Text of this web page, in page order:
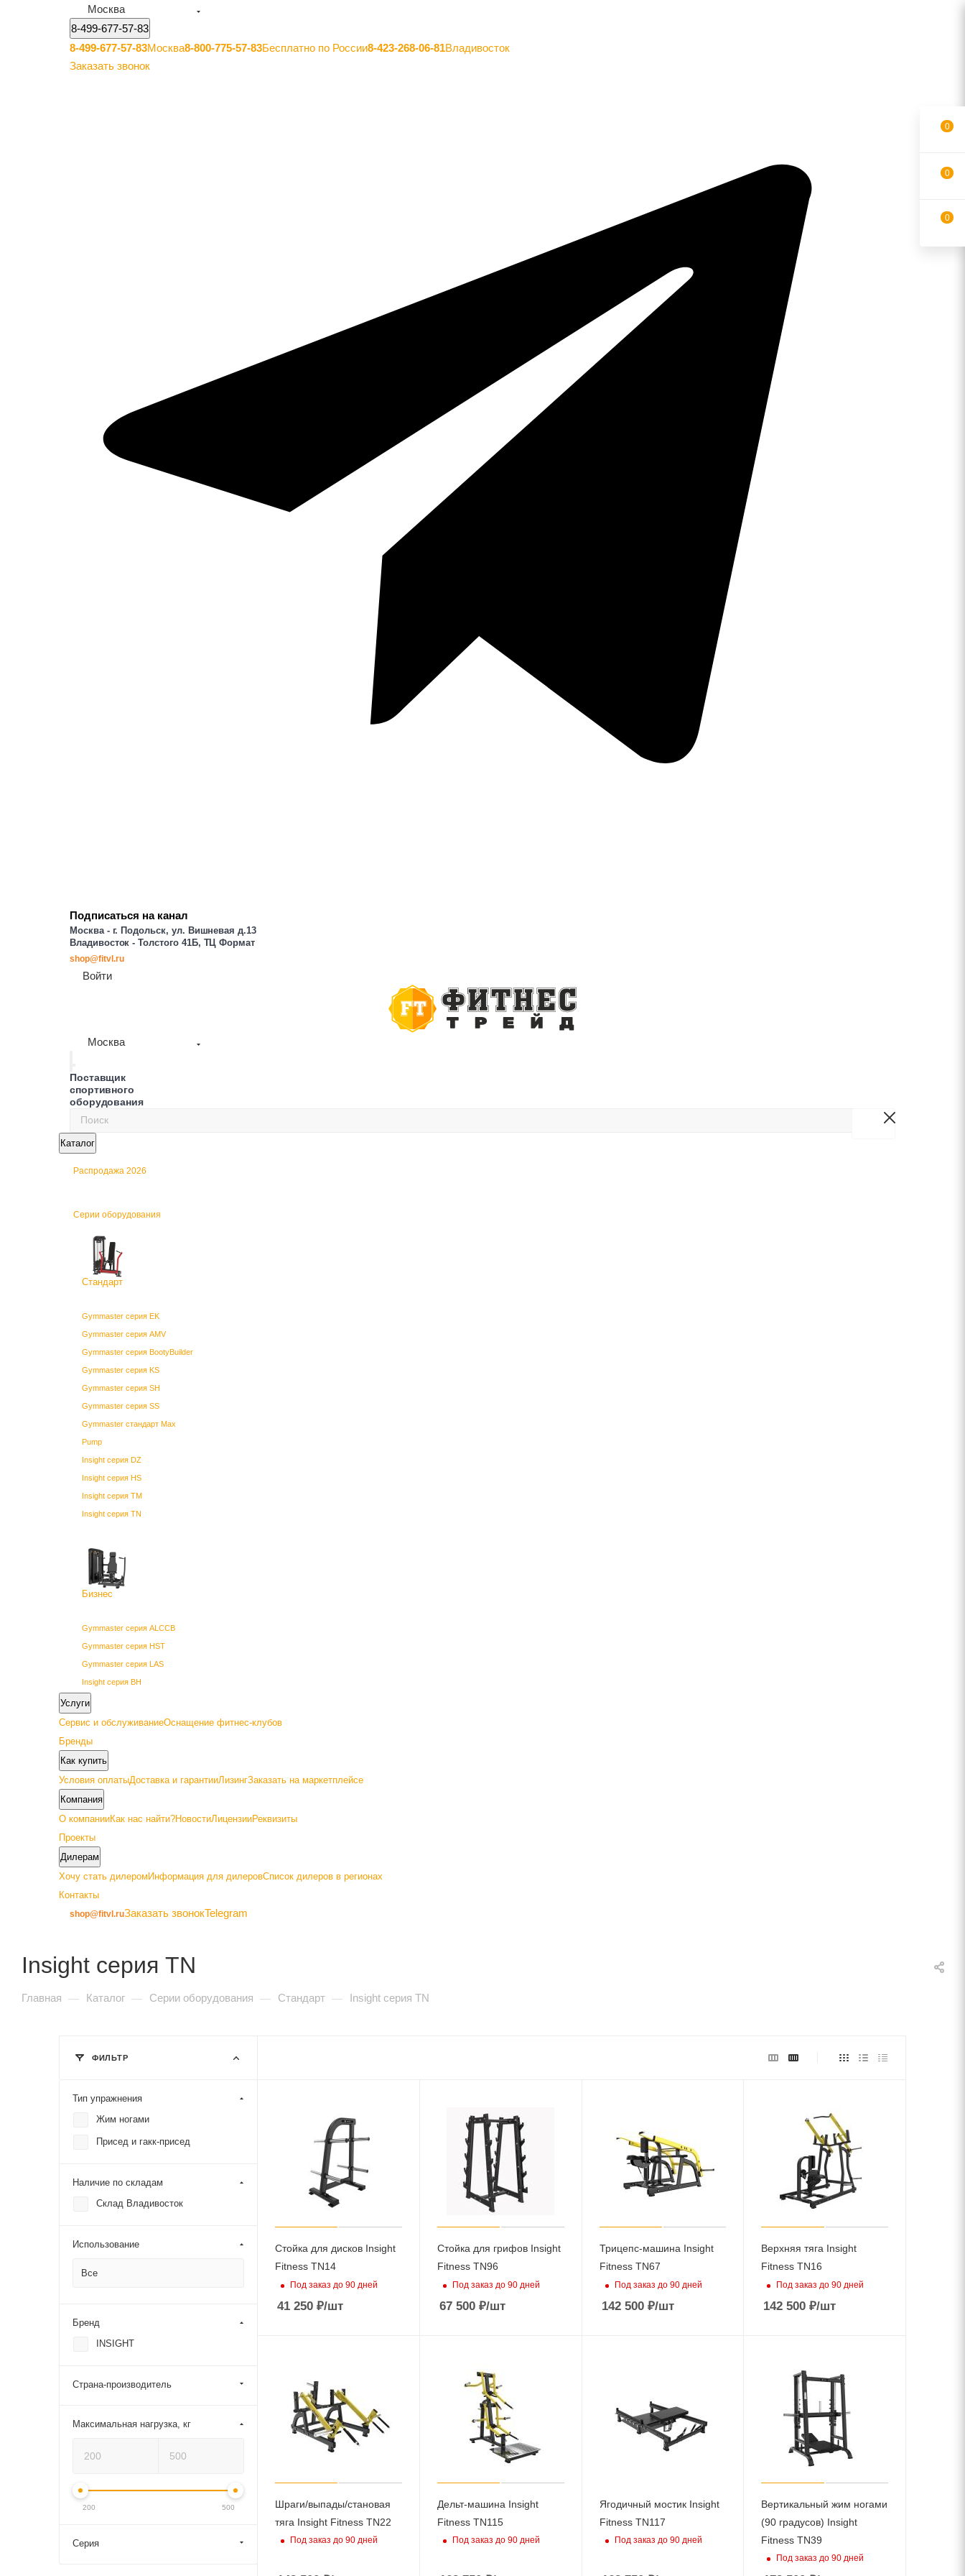
Москва
8-499-677-57-83
8-499-677-57-83Москва8-800-775-57-83Бесплатно по России8-423-268-06-81Владивосток
Заказать звонок
Подписаться на канал
Москва - г. Подольск, ул. Вишневая д.13
Владивосток - Толстого 41Б, ТЦ Формат
shop@fitvl.ru
Войти
Москва
Поставщик
спортивного
оборудования
Каталог
Распродажа 2026
Серии оборудования
Стандарт
Gymmaster серия EK
Gymmaster серия AMV
Gymmaster серия BootyBuilder
Gymmaster серия KS
Gymmaster серия SH
Gymmaster серия SS
Gymmaster стандарт Max
Pump
Insight серия DZ
Insight серия HS
Insight серия TM
Insight серия TN
Бизнес
Gymmaster серия ALCCB
Gymmaster серия HST
Gymmaster серия LAS
Insight серия BH
Insight серия BL
Insight серия PL
SHUA 68 серия
SHUA 69 серия
Vertex серия GETN
Премиум
SHUA 77 серия
Vertex серия APS
Кардиотренажеры
Беговые дорожки
Механические
Эллиптические
Маховик сзади
Услуги
Сервис и обслуживаниеОснащение фитнес-клубов
Бренды
Как купить
Условия оплатыДоставка и гарантииЛизингЗаказать на маркетплейсе
Компания
О компанииКак нас найти?НовостиЛицензииРеквизиты
Проекты
Дилерам
Хочу стать дилером Информация для дилеровСписок дилеров в регионах
Контакты
shop@fitvl.ruЗаказать звонокTelegram
Insight серия TN
Главная — Каталог — Серии оборудования — Стандарт — Insight серия TN
Стойка для дисков Insight
Fitness TN14
Под заказ до 90 дней
41 250 ₽/шт
Стойка для грифов Insight
Fitness TN96
Под заказ до 90 дней
67 500₽/шт
Трицепс-машина Insight
Fitness TN67
Под заказ до 90 дней
142 500₽/шт
Верхняя тяга Insight
Fitness TN16
Под заказ до 90 дней
142 500 ₽/шт
Шраги/выпады/становая
тяга Insight Fitness TN22
Под заказ до 90 дней
Дельт-машина Insight
Fitness TN115
Под заказ до 90 дней
Ягодичный мостик Insight
Fitness TN117
Под заказ до 90 дней
Вертикальный жим ногами
(90 градусов) Insight
Fitness TN39
Под заказ до 90 дней
ФИЛЬТР
Тип упражнения
Жим ногами
Присед и гакк-присед
Наличие по складам
Склад Владивосток
Использование
Все
Бренд
INSIGHT
Страна-производитель
Максимальная нагрузка, кг
200 500
Серия
0
0
0